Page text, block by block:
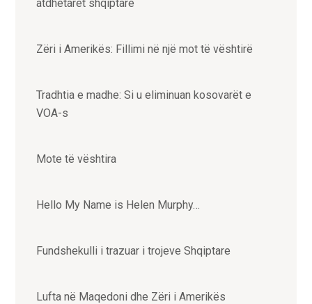
atdhetarët shqiptarë
Zëri i Amerikës: Fillimi në një mot të vështirë
Tradhtia e madhe: Si u eliminuan kosovarët e
VOA-s
Mote të vështira
Hello My Name is Helen Murphy…
Fundshekulli i trazuar i trojeve Shqiptare
Lufta në Maqedoni dhe Zëri i Amerikës